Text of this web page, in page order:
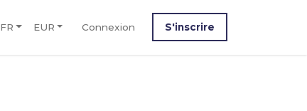
FR EUR Connexion S'inscrire